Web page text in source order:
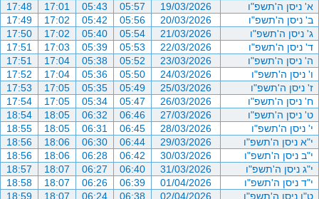
א' ניסן ה'תשפ"ו
19/03/2026
05:57
05:43
17:01
17:48
ב' ניסן ה'תשפ"ו
20/03/2026
05:56
05:42
17:02
17:49
ג' ניסן ה'תשפ"ו
21/03/2026
05:54
05:40
17:02
17:50
ד' ניסן ה'תשפ"ו
22/03/2026
05:53
05:39
17:03
17:51
ה' ניסן ה'תשפ"ו
23/03/2026
05:52
05:38
17:04
17:51
ו' ניסן ה'תשפ"ו
24/03/2026
05:50
05:36
17:04
17:52
ז' ניסן ה'תשפ"ו
25/03/2026
05:49
05:35
17:05
17:53
ח' ניסן ה'תשפ"ו
26/03/2026
05:47
05:34
17:05
17:54
ט' ניסן ה'תשפ"ו
27/03/2026
06:46
06:32
18:05
18:54
י' ניסן ה'תשפ"ו
28/03/2026
06:45
06:31
18:05
18:55
י"א ניסן ה'תשפ"ו
29/03/2026
06:44
06:30
18:06
18:56
י"ב ניסן ה'תשפ"ו
30/03/2026
06:42
06:28
18:06
18:56
י"ג ניסן ה'תשפ"ו
31/03/2026
06:40
06:27
18:07
18:57
י"ד ניסן ה'תשפ"ו
01/04/2026
06:39
06:26
18:07
18:58
ט"ו ניסן ה'תשפ"ו
02/04/2026
06:38
06:24
18:07
18:59